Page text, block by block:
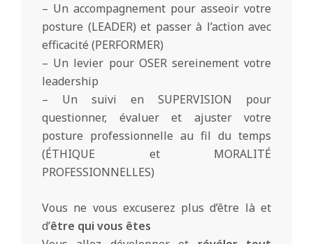
– Un accompagnement pour asseoir votre
posture (LEADER) et passer à l’action avec
efficacité (PERFORMER)
– Un levier pour OSER sereinement votre
leadership
– Un suivi en SUPERVISION pour
questionner, évaluer et ajuster votre
posture professionnelle au fil du temps
(ÉTHIQUE et MORALITÉ
PROFESSIONNELLES)
Vous ne vous excuserez plus d’être là et
d’être qui vous êtes